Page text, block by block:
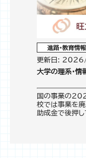
進路・教育情報
更新日:
大学の理系・情
国の事業の
校では事業を廃
助成金で後押